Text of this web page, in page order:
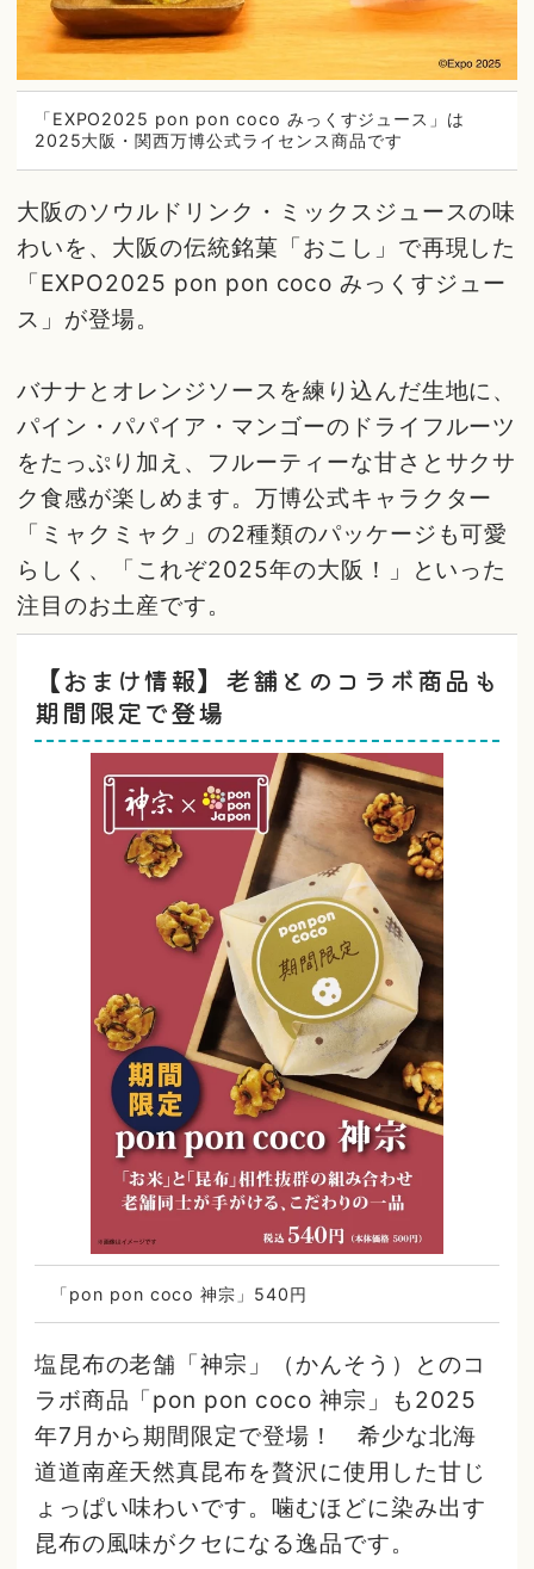
「EXPO2025 pon pon coco みっくすジュース」は
2025大阪・関西万博公式ライセンス商品です
大阪のソウルドリンク・ミックスジュースの味
わいを、大阪の伝統銘菓「おこし」で再現した
「EXPO2025 pon pon coco みっくすジュー
ス」が登場。
バナナとオレンジソースを練り込んだ生地に、
パイン・パパイア・マンゴーのドライフルーツ
をたっぷり加え、フルーティーな甘さとサクサ
ク食感が楽しめます。万博公式キャラクター
「ミャクミャク」の2種類のパッケージも可愛
らしく、「これぞ2025年の大阪！」といった
注目のお土産です。
【おまけ情報】老舗とのコラボ商品も
期間限定で登場
「pon pon coco 神宗」540円
塩昆布の老舗「神宗」（かんそう）とのコ
ラボ商品「pon pon coco 神宗」も2025
年7月から期間限定で登場！ 希少な北海
道道南産天然真昆布を贅沢に使用した甘じ
ょっぱい味わいです。噛むほどに染み出す
昆布の風味がクセになる逸品です。